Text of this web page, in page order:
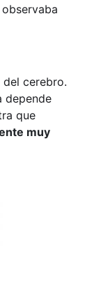
cerebro.
depende
que
muy